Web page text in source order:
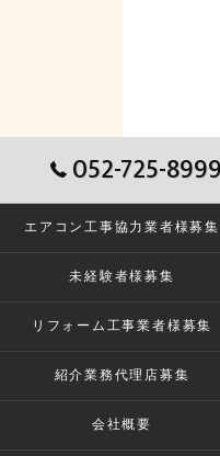
052-725-8999
エアコン工事協力業者様募集
未経験者様募集
リフォーム工事業者様募集
紹介業務代理店募集
会社概要